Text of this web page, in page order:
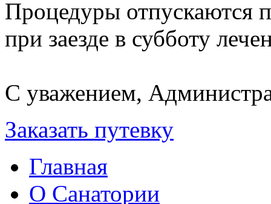
Процедуры отпускаются
при заезде в субботу
С уважением,
Заказать путевку
Главная
О Санатории